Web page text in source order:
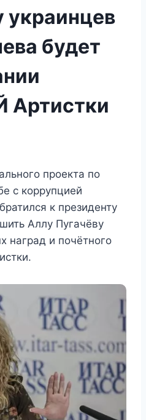
будет
проекта по
с коррупцией
к президенту
Аллу Пугачёву
наград и почётного